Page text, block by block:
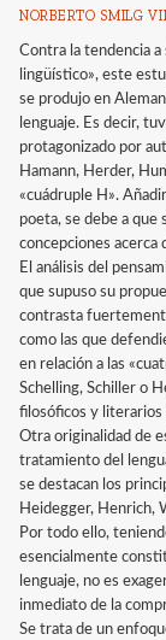
NORBERTO SMILG
Contra la tendencia
lingüístico», este
se produjo en
lenguaje. Es decir,
protagonizado por
Hamann, Herder,
«cuádruple H».
poeta, se debe a que
concepciones acerca
El análisis del
que supuso su
contrasta
como las que
en relación a las
Schelling, Schiller o
filosóficos y
Otra originalidad de
tratamiento del
se destacan los
Heidegger, Henrich,
Por todo ello,
esencialmente
lenguaje, no es
inmediato de la
Se trata de un